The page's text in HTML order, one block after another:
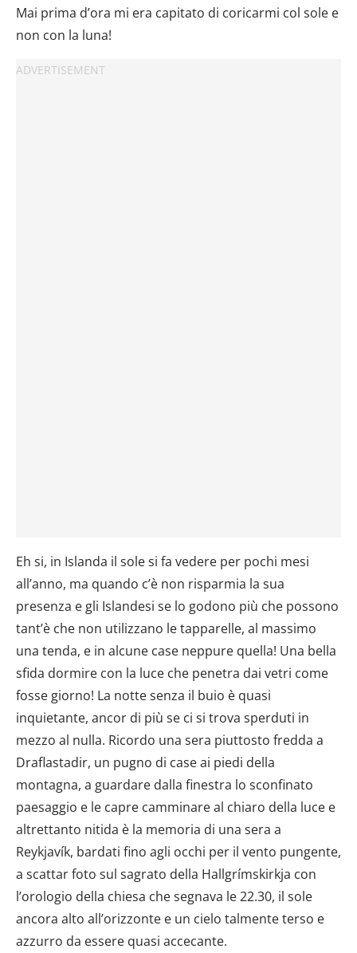
Mai prima d’ora mi era capitato di coricarmi col sole e
non con la luna!
Eh si, in Islanda il sole si fa vedere per pochi mesi
all’anno, ma quando c’è non risparmia la sua
presenza e gli Islandesi se lo godono più che possono
tant’è che non utilizzano le tapparelle, al massimo
una tenda, e in alcune case neppure quella! Una bella
sfida dormire con la luce che penetra dai vetri come
fosse giorno! La notte senza il buio è quasi
inquietante, ancor di più se ci si trova sperduti in
mezzo al nulla. Ricordo una sera piuttosto fredda a
Draflastadir, un pugno di case ai piedi della
montagna, a guardare dalla finestra lo sconfinato
paesaggio e le capre camminare al chiaro della luce e
altrettanto nitida è la memoria di una sera a
Reykjavík, bardati fino agli occhi per il vento pungente,
a scattar foto sul sagrato della Hallgrímskirkja con
l’orologio della chiesa che segnava le 22.30, il sole
ancora alto all’orizzonte e un cielo talmente terso e
azzurro da essere quasi accecante.